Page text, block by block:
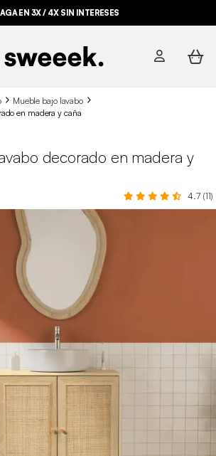
EN 3X / 4X SIN INTERESES
Mueble bajo lavabo
en madera y caña
decorado en madera y
4.7 (11)